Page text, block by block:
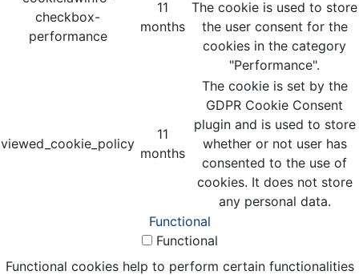
checkbox-
performance
11
months
The cookie is used to store
the user consent for the
cookies in the category
"Performance".
viewed_cookie_policy
11
months
The cookie is set by the
GDPR Cookie Consent
plugin and is used to store
whether or not user has
consented to the use of
cookies. It does not store
any personal data.
Functional
Functional
Functional cookies help to perform certain functionalities